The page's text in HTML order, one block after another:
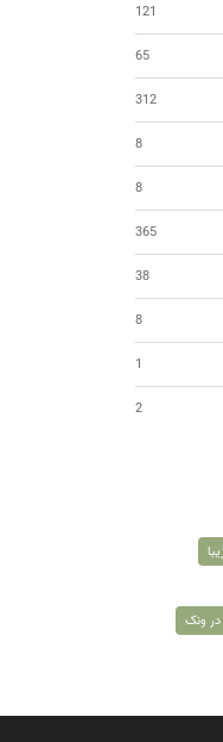
121
65
312
8
8
365
38
8
1
2
ونک